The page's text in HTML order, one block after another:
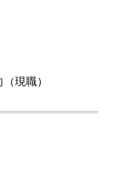
現職）